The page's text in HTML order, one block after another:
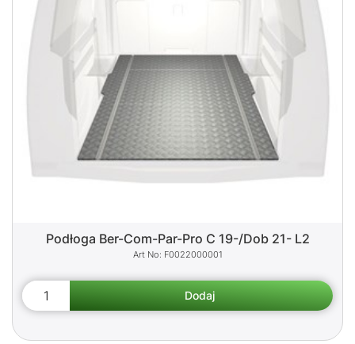
Podłoga Ber-Com-Par-Pro C 19-/Dob 21- L2
F0022000001